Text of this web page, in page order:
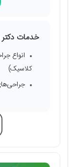
خدمات
انواع
کلاسیک)